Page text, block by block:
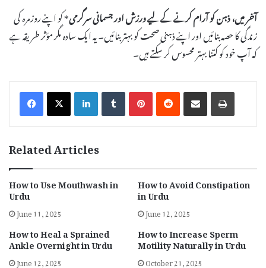
آخر میں، ذہن کو آرام کرنے کے لیےورزشاورجسمانی سرگرمی* کو اپنے روزمرہ کی
زندگی کا حصہ بنائیں اور اپنے ذہنی صحت کو بہتر بنائیں۔ یہ ایک سادہ مگر مؤثر طریقہ ہے
کہ آپ خود کو کتنا بہتر محسوس کر سکتے ہیں۔
LinkedInTumblrPinterestReddit Share via Email Print
Related Articles
How to Use Mouthwash in
Urdu
June 11, 2025
How to Avoid Constipation
in Urdu
June 12, 2025
How to Heal a Sprained
Ankle Overnight in Urdu
June 12, 2025
How to Increase Sperm
Motility Naturally in Urdu
October 21, 2025